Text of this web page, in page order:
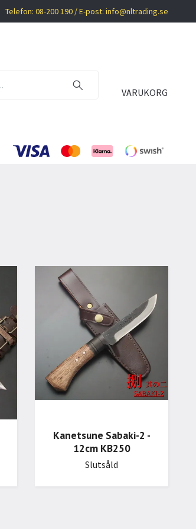
Telefon: 08-200 190 / E-post: info@nltrading.se
VARUKORG
Kanetsune Sabaki-2 -
12cm KB250
Slutsåld